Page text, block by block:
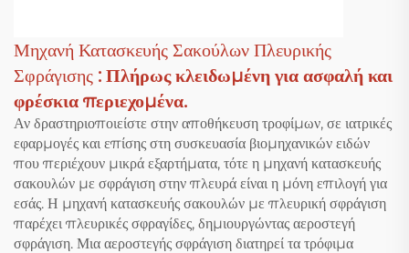
Μηχανή Κατασκευής Σακούλων Πλευρικής
Σφράγισης : Πλήρως κλειδωμένη για ασφαλή και
φρέσκια περιεχομένα.
Αν δραστηριοποιείστε στην αποθήκευση τροφίμων, σε ιατρικές
εφαρμογές και επίσης στη συσκευασία βιομηχανικών ειδών
που περιέχουν μικρά εξαρτήματα, τότε η μηχανή κατασκευής
σακουλών με σφράγιση στην πλευρά είναι η μόνη επιλογή για
εσάς. Η μηχανή κατασκευής σακουλών με πλευρική σφράγιση
παρέχει πλευρικές σφραγίδες, δημιουργώντας αεροστεγή
σφράγιση. Μια αεροστεγής σφράγιση διατηρεί τα τρόφιμα